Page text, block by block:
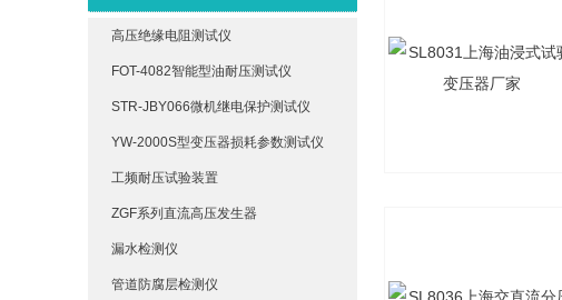
高压绝缘电阻测试仪
FOT-4082智能型油耐压测试仪
STR-JBY066微机继电保护测试仪
YW-2000S型变压器损耗参数测试仪
工频耐压试验装置
ZGF系列直流高压发生器
漏水检测仪
管道防腐层检测仪